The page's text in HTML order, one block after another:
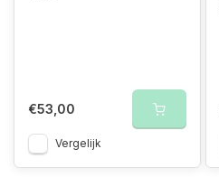
€53,00
Vergelijk